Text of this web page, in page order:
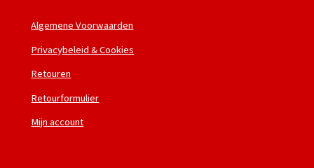
Algemene Voorwaarden
Privacybeleid & Cookies
Retouren
Retourformulier
Mijn account